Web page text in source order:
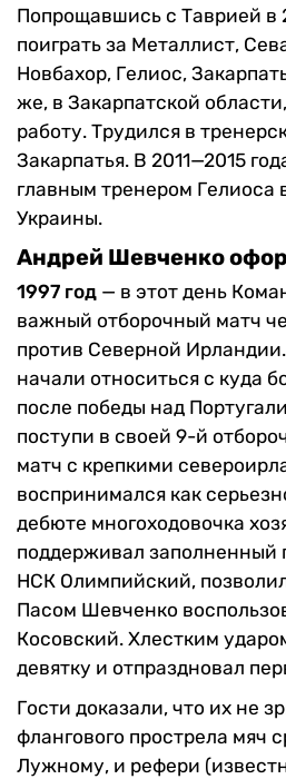
Попрощавшись с Таврией в
поиграть за Металлист,
Новбахор, Гелиос,
же, в Закарпатской
работу. Трудился в
Закарпатья. В 2011—2015
главным тренером Гелиоса
Украины.
Андрей Шевченко
1997 год — в этот день
важный отборочный матч
против Северной
начали относиться с куда
после победы над
поступи в своей 9-й
матч с крепкими
воспринимался как
дебюте многоходовочка
поддерживал заполненный
НСК Олимпийский,
Пасом Шевченко
Косовский. Хлестким
девятку и отпраздновал
Гости доказали, что их не
флангового прострела мяч
Лужному, и рефери